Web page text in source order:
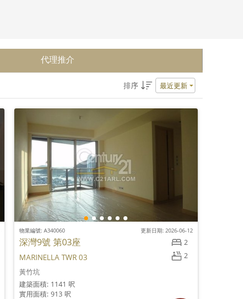
代理推介
排序 最近更新
2
2
物業編號: A340060 更新日期: 2026-06-12
深灣9號 第03座
MARINELLA TWR 03
黃竹坑
建築面積: 1141 呎
實用面積: 913 呎